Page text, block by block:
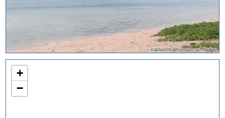
icapturemyadventures auf Pixabay
+
−